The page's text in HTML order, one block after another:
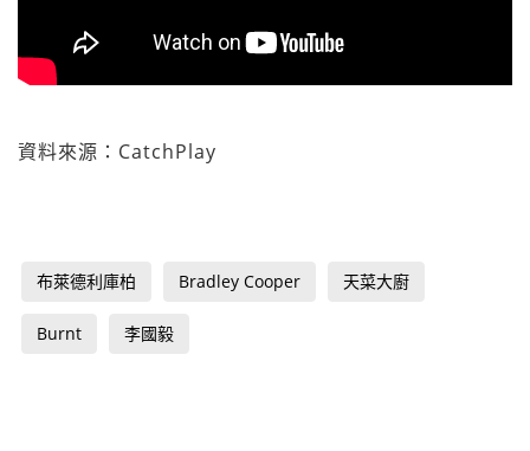
資料來源：CatchPlay
布萊德利庫柏 Bradley Cooper 天菜大廚
Burnt 李國毅